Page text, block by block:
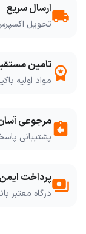
local_shippingارسال سریع
تحویل
workspace_premium تامین
مواد اولیه
assignment_returnمرجوعی
پشتیبانی
paymentsپرداخت ایمن
درگاه معتبر